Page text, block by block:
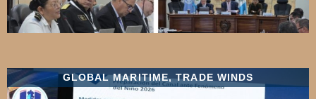
GLOBAL MARITIME,TRADE WINDS